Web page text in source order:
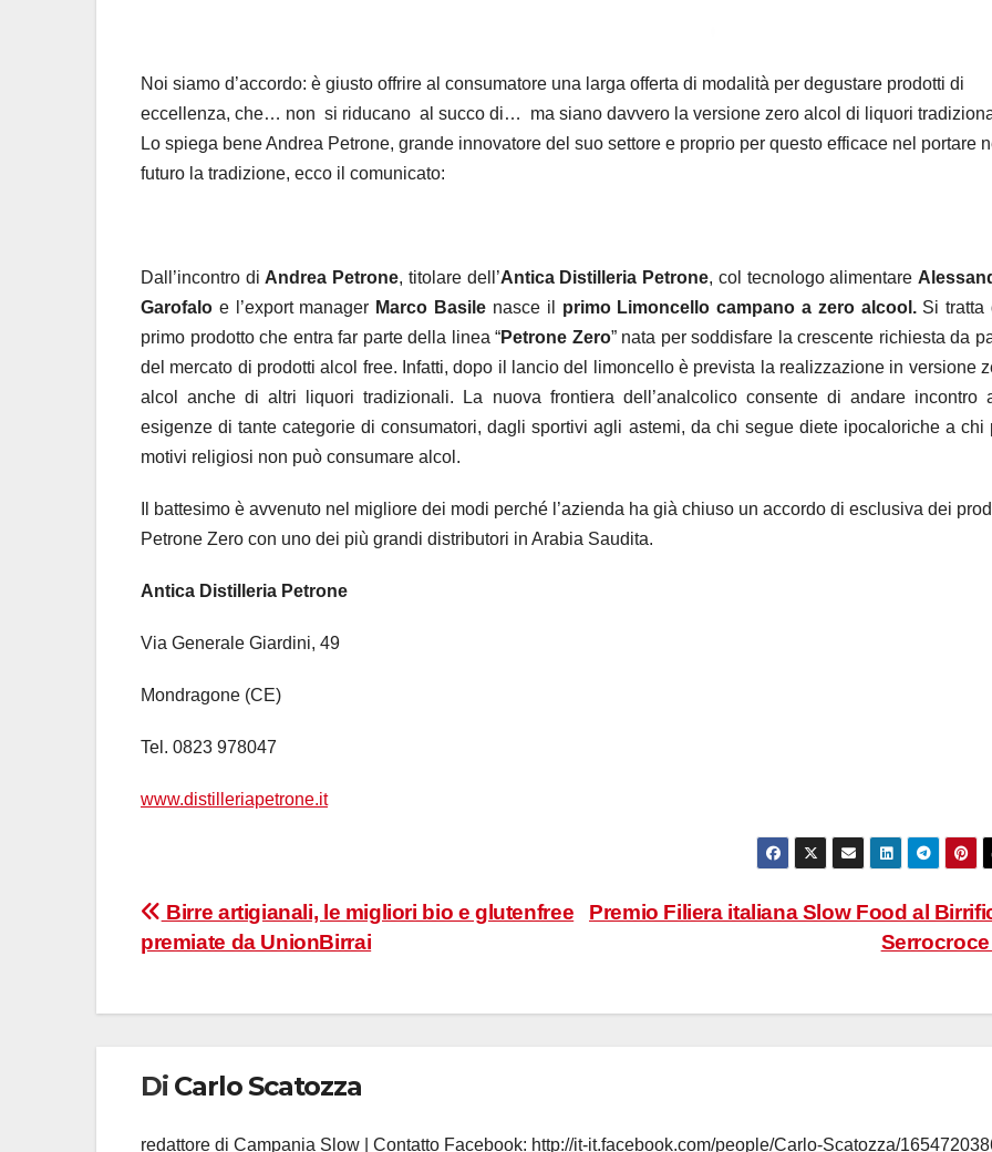
Noi siamo d’accordo: è giusto offrire al consumatore una larga offerta di modalità per degustare prodotti di
eccellenza, che… non si riducano al succo di… ma siano davvero la versione zero alcol di liquori
Lo spiega bene Andrea Petrone, grande innovatore del suo settore e proprio per questo efficace nel portare
futuro la tradizione, ecco il comunicato:
Dall’incontro di Andrea Petrone, titolare dell’Antica Distilleria Petrone, col tecnologo alimentare
Garofalo e l’export manager Marco Basile nasce il primo Limoncello campano a zero alcool. Si tratta
primo prodotto che entra far parte della linea “Petrone Zero” nata per soddisfare la crescente richiesta da
del mercato di prodotti alcol free. Infatti, dopo il lancio del limoncello è prevista la realizzazione in versione
alcol anche di altri liquori tradizionali. La nuova frontiera dell’analcolico consente di andare incontro
esigenze di tante categorie di consumatori, dagli sportivi agli astemi, da chi segue diete ipocaloriche a chi
motivi religiosi non può consumare alcol.
Il battesimo è avvenuto nel migliore dei modi perché l’azienda ha già chiuso un accordo di esclusiva dei
Petrone Zero con uno dei più grandi distributori in Arabia Saudita.
Antica Distilleria Petrone
Via Generale Giardini, 49
Mondragone (CE)
Tel. 0823 978047
www.distilleriapetrone.it
Navigazione
articoli
Premio Filiera italiana Slow Food al
Serrocroce
Birre artigianali, le migliori bio e glutenfree
premiate da UnionBirrai
Di Carlo Scatozza
redattore di Campania Slow | Contatto Facebook: http://it-it.facebook.com/people/Carlo-Scatozza/